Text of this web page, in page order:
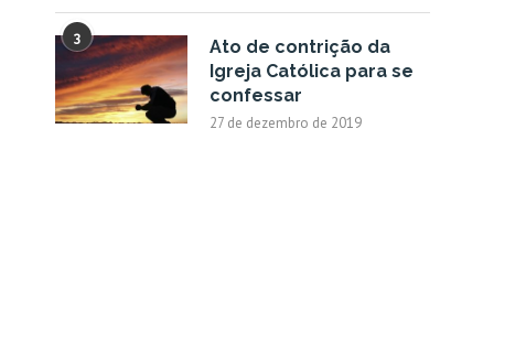
3
Ato de contrição da
Igreja Católica para se
confessar
27 de dezembro de 2019